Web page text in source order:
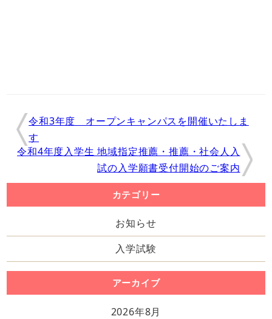
令和3年度 オープンキャンパスを開催いたしま
す
令和4年度入学生 地域指定推薦・推薦・社会人入
試の入学願書受付開始のご案内
カテゴリー
お知らせ
入学試験
アーカイブ
2026年8月